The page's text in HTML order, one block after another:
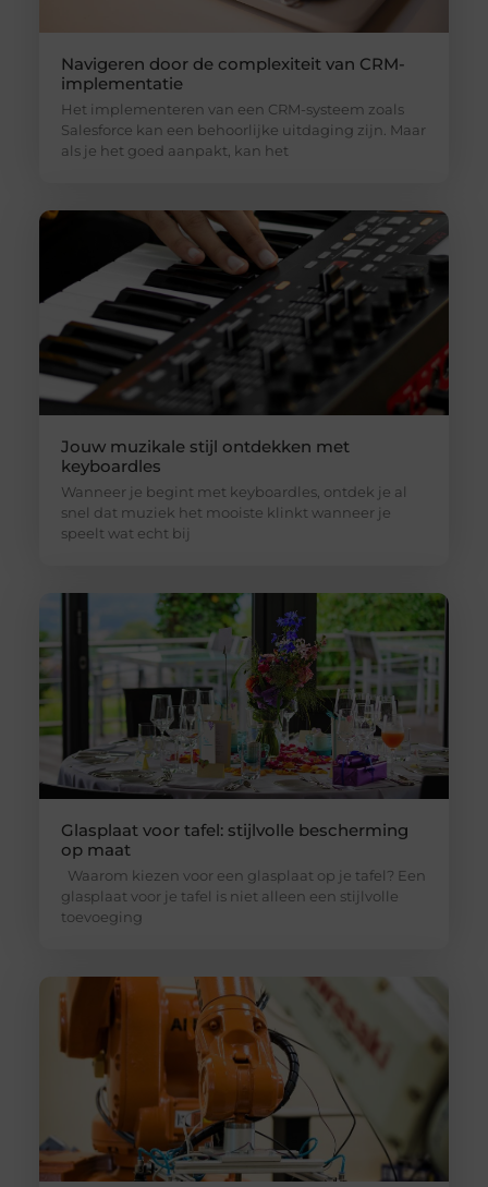
Navigeren door de complexiteit van CRM-
implementatie
Het implementeren van een CRM-systeem zoals
Salesforce kan een behoorlijke uitdaging zijn. Maar
als je het goed aanpakt, kan het
Jouw muzikale stijl ontdekken met
keyboardles
Wanneer je begint met keyboardles, ontdek je al
snel dat muziek het mooiste klinkt wanneer je
speelt wat echt bij
Glasplaat voor tafel: stijlvolle bescherming
op maat
Waarom kiezen voor een glasplaat op je tafel? Een
glasplaat voor je tafel is niet alleen een stijlvolle
toevoeging